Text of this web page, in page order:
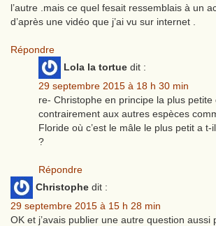
l’autre .mais ce quel fesait ressemblais à un
d’après une vidéo que j’ai vu sur internet .
Répondre
Lola la tortue dit :
29 septembre 2015 à 18 h 30 min
re- Christophe en principe la plus petite
contrairement aux autres espèces
Floride où c’est le mâle le plus petit a
?
Répondre
Christophe dit :
29 septembre 2015 à 15 h 28 min
OK et j’avais publier une autre question aussi